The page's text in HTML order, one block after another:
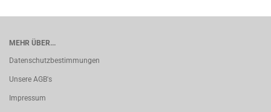
MEHR ÜBER...
Datenschutzbestimmungen
Unsere AGB's
Impressum